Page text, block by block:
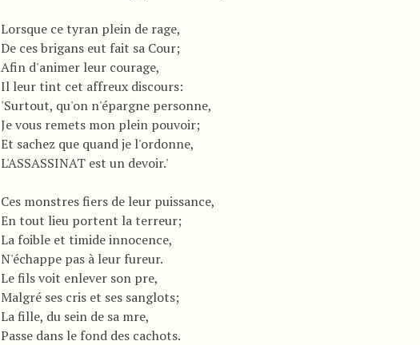
Lorsque ce tyran plein de rage,
De ces brigans eut fait sa Cour;
Afin d'animer leur courage,
Il leur tint cet affreux discours:
'Surtout, qu'on n'épargne personne,
Je vous remets mon plein pouvoir;
Et sachez que quand je l'ordonne,
L'ASSASSINAT est un devoir.'
Ces monstres fiers de leur puissance,
En tout lieu portent la terreur;
La foible et timide innocence,
N'échappe pas à leur fureur.
Le fils voit enlever son pre,
Malgré ses cris et ses sanglots;
La fille, du sein de sa mre,
Passe dans le fond des cachots.